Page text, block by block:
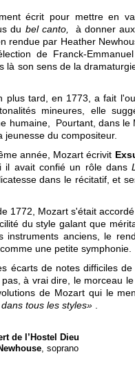
écrit pour mettre en
du bel canto, à donner
rendue par Heather
de Franck-
son sens de la
plus tard, en 1773, a fait
mineures, elle
humaine, Pourtant, dans le
du compositeur.
année, Mozart écrivit
il avait confié un rôle dans
dans le récitatif, et
1772, Mozart s'était
du style galant que
anciens, le
une petite symphonie.
écarts de notes difficiles de
à vrai dire, le morceau
de Mozart qui le
tous les styles»
de l’Hostel Dieu
, soprano